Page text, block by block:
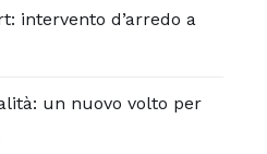
intervento d’arredo a
un nuovo volto per